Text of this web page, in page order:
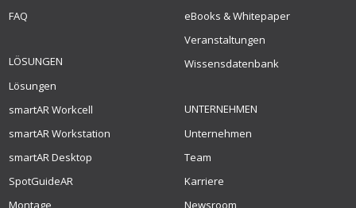
FAQ
LÖSUNGEN
Lösungen
smartAR Workcell
smartAR Workstation
smartAR Desktop
SpotGuideAR
Montage
eBooks & Whitepaper
Veranstaltungen
Wissensdatenbank
UNTERNEHMEN
Unternehmen
Team
Karriere
Newsroom